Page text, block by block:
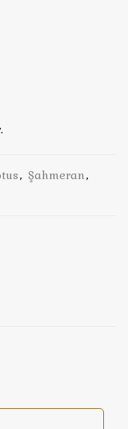
, Şahmeran,